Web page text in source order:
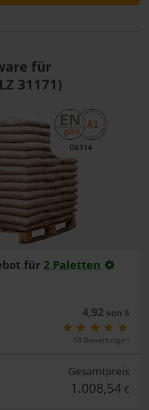
für
31171)
DE314
für 2 Paletten
4,92von 5
48 Bewertungen
Gesamtpreis
1.008,54 €